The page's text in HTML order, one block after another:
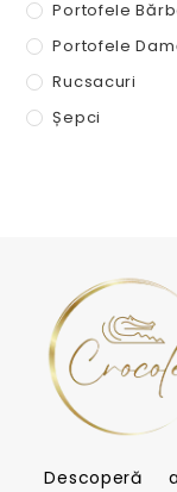
Portofele
Portofele
Rucsacuri
Șepci
Descoperă